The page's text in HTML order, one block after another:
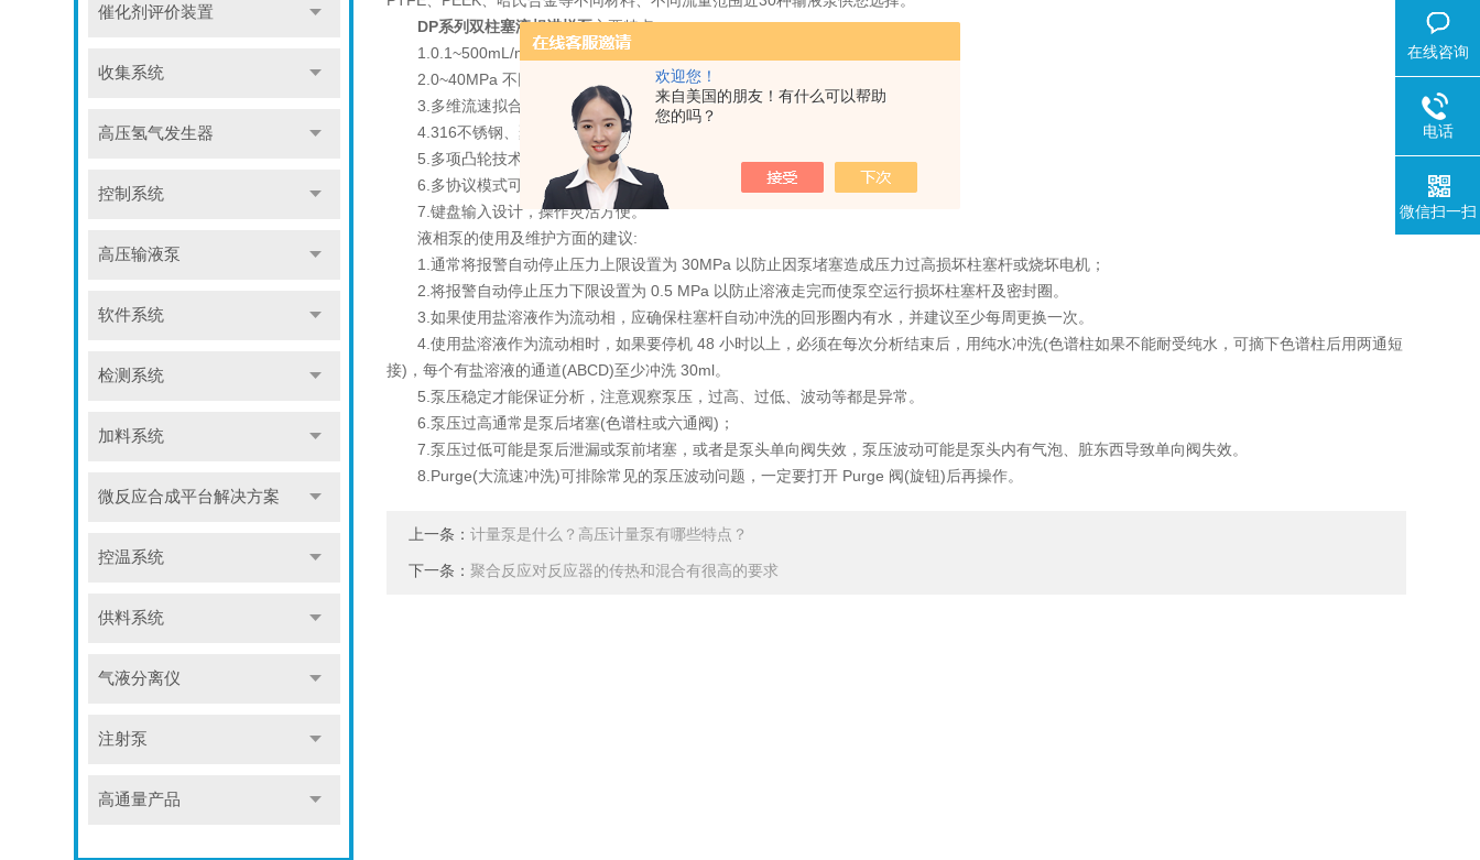
欢迎您！
来自美国的朋友！有什么可以帮助
您的吗？
DP系列双柱塞液相进样泵主要特点：
1.0.1~500mL/min不同流量范围系列泵可供选择
2.0~40MPa 不同压力范围
3.多维流速拟合，保障流量准确度<1%
4.316不锈钢、聚四氟、铪氏合金等多种材料泵可供选择
5.多项凸轮技术，供液更准:体积更小。
6.多协议模式可选择，具有更好兼容性。
7.键盘输入设计，操作灵活方便。
液相泵的使用及维护方面的建议:
1.通常将报警自动停止压力上限设置为 30MPa 以防止因泵堵塞造成压力过高损坏柱塞杆或烧坏电机；
2.将报警自动停止压力下限设置为 0.5 MPa 以防止溶液走完而使泵空运行损坏柱塞杆及密封圈。
3.如果使用盐溶液作为流动相，应确保柱塞杆自动冲洗的回形圈内有水，并建议至少每周更换一次。
4.使用盐溶液作为流动相时，如果要停机 48 小时以上，必须在每次分析结束后，用纯水冲洗(色谱柱如果不能耐受纯水，可摘下色谱柱后用两通短
接)，每个有盐溶液的通道(ABCD)至少冲洗 30ml。
5.泵压稳定才能保证分析，注意观察泵压，过高、过低、波动等都是异常。
6.泵压过高通常是泵后堵塞(色谱柱或六通阀)；
7.泵压过低可能是泵后泄漏或泵前堵塞，或者是泵头单向阀失效，泵压波动可能是泵头内有气泡、脏东西导致单向阀失效。
8.Purge(大流速冲洗)可排除常见的泵压波动问题，一定要打开 Purge 阀(旋钮)后再操作。
上一条：计量泵是什么？高压计量泵有哪些特点？
下一条：聚合反应对反应器的传热和混合有很高的要求
催化剂评价装置
收集系统
高压氢气发生器
控制系统
高压输液泵
软件系统
检测系统
加料系统
微反应合成平台解决方案
控温系统
供料系统
气液分离仪
注射泵
高通量产品
在线咨询
电话
微信扫一扫